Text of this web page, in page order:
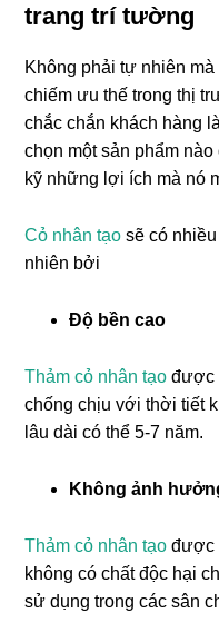
trang trí tường
Không phải tự nhiên mà
chiếm ưu thế trong thị
chắc chắn khách hàng
chọn một sản phẩm
kỹ những lợi ích mà nó
Cỏ nhân tạo sẽ có
nhiên bởi
Độ bền cao
Thảm cỏ nhân tạo được
chống chịu với thời tiết
lâu dài có thể 5-7 năm.
Không ảnh
Thảm cỏ nhân tạo được
không có chất độc hại
sử dụng trong các sân